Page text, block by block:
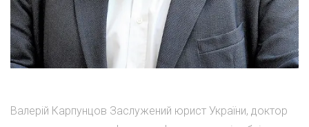
Валерій Карпунцов Заслужений юрист України, доктор